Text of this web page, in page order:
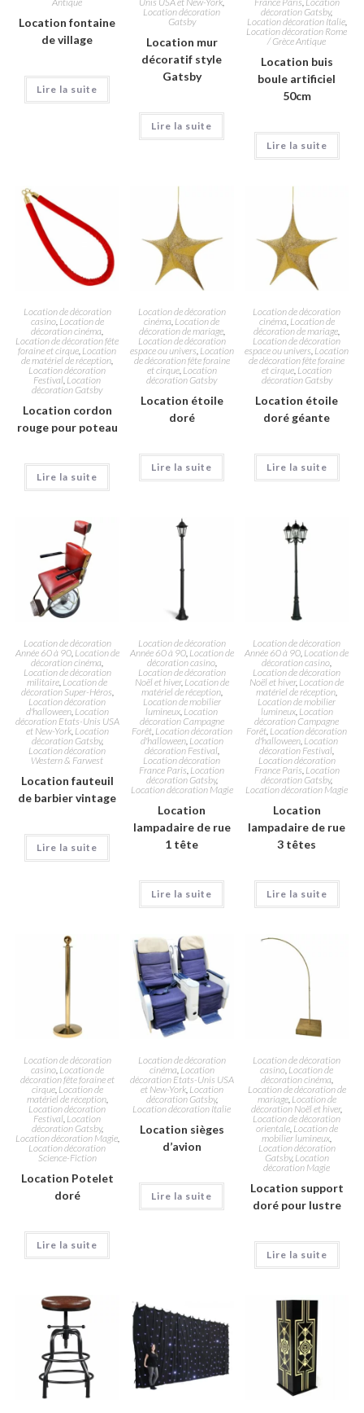
Location fontaine
de village
Lire la suite
Location décoration
Gatsby
Location mur
décoratif style
Gatsby
Lire la suite
décoration Gatsby,
Location décoration Italie,
Location décoration Rome
/ Grèce Antique
Location buis
boule artificiel
50cm
Lire la suite
Location de décoration
casino, Location de
décoration cinéma
Location de décoration fête
foraine et cirque Location
de matériel de réception
Location décoration
Festival Location
décoration Gatsby
Location cordon
rouge pour poteau
Lire la suite
Location de décoration
cinéma Location de
décoration de mariage,
Location de décoration
espace ou univers Location
de décoration fête foraine
et cirque, Location
décoration Gatsby
Location étoile
doré
Lire la suite
Location de décoration
cinéma Location de
décoration de mariage
Location de décoration
espace ou univers Location
de décoration fête foraine
et cirque Location
décoration Gatsby
Location étoile
doré géante
Lire la suite
Location de décoration
Année 60 à 90, Location de
décoration cinéma
Location de décoration
militaire Location de
décoration Super-Héros
Location décoration
d'halloween, Location
décoration Etats-Unis USA
et New-York, Location
décoration Gatsby,
Location décoration
Western & Farwest
Location fauteuil
de barbier vintage
Lire la suite
Location de décoration
Année 60 à 90, Location de
décoration casino,
Location de décoration
Noël et hiver, Location de
matériel de réception,
Location de mobilier
lumineux Location
décoration Campagne
Forêt, Location décoration
d'halloween, Location
décoration Festival,
Location décoration
France Paris Location
décoration Gatsby,
Location décoration Magie
Location
lampadaire de rue
1 tête
Lire la suite
Location de décoration
Année 60 à 90 Location de
décoration casino
Location de décoration
Noël et hiver, Location de
matériel de réception
Location de mobilier
lumineux, Location
décoration Campagne
Forêt Location décoration
d'halloween Location
décoration Festival
Location décoration
France Paris Location
décoration Gatsby,
Location décoration Magie
Location
lampadaire de rue
3 têtes
Lire la suite
Location de décoration
casino, Location de
décoration fête foraine et
cirque, Location de
matériel de réception,
Location décoration
Festival Location
décoration Gatsby,
Location décoration Magie,
Location décoration
Science-Fiction
Location Potelet
doré
Lire la suite
Location de décoration
cinéma Location
décoration Etats-Unis USA
et New-York, Location
décoration Gatsby,
Location décoration Italie
Location sièges
d’avion
Lire la suite
Location de décoration
casino Location de
décoration cinéma
Location de décoration de
mariage, Location de
décoration Noël et hiver,
Location de décoration
orientale, Location de
mobilier lumineux
Location décoration
Gatsby, Location
décoration Magie
Location support
doré pour lustre
Lire la suite